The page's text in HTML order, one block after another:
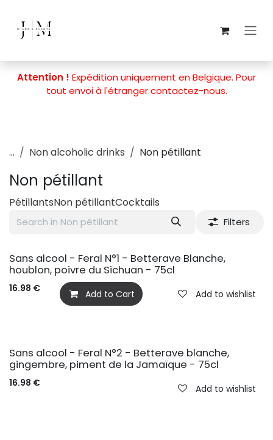
Attention ! Expédition uniquement en Belgique. Pour
tout envoi à l'étrangercontactez-nous.
... Non alcoholic drinks Non pétillant
Non pétillant
PétillantsNon pétillantCocktails
Filters
BIO
Sans alcool - Feral N°1 - Betterave Blanche,
houblon, poivre du Sichuan - 75cl
16.98 € Add to Cart Add to wishlist
BIO
Sans alcool - Feral N°2 - Betterave blanche,
gingembre, piment de la Jamaïque - 75cl
16.98 € Add to wishlist